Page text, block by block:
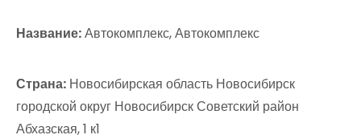
Название:Автокомплекс, Автокомплекс
Страна: Новосибирская область Новосибирск
городской округ Новосибирск Советский район
Абхазская, 1 к1